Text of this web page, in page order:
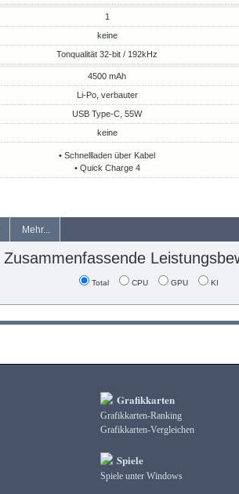
1
keine
Tonqualität 32-bit / 192kHz
4500 mAh
Li-Po, verbauter
USB Type-C, 55W
keine
• Schnellladen über Kabel
• Quick Charge 4
Mehr...
Zusammenfassende
Total CPU GPU KI
Grafikkarten
Grafikkarten-Ranking
Grafikkarten-Vergleichen
Spiele
Spiele unter Windows